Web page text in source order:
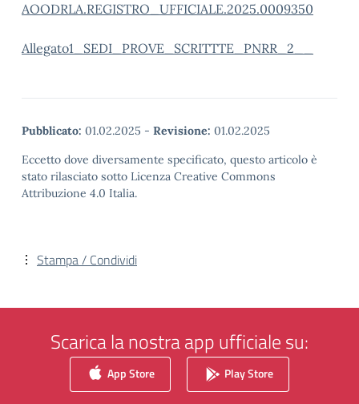
AOODRLA.REGISTRO_UFFICIALE.2025.0009350
Allegato1_SEDI_PROVE_SCRITTTE_PNRR_2__
Pubblicato: 01.02.2025 - Revisione: 01.02.2025
Eccetto dove diversamente specificato, questo articolo è
stato rilasciato sotto Licenza Creative Commons
Attribuzione 4.0 Italia.
Stampa / Condividi
Scarica la nostra app ufficiale su:
App Store Play Store